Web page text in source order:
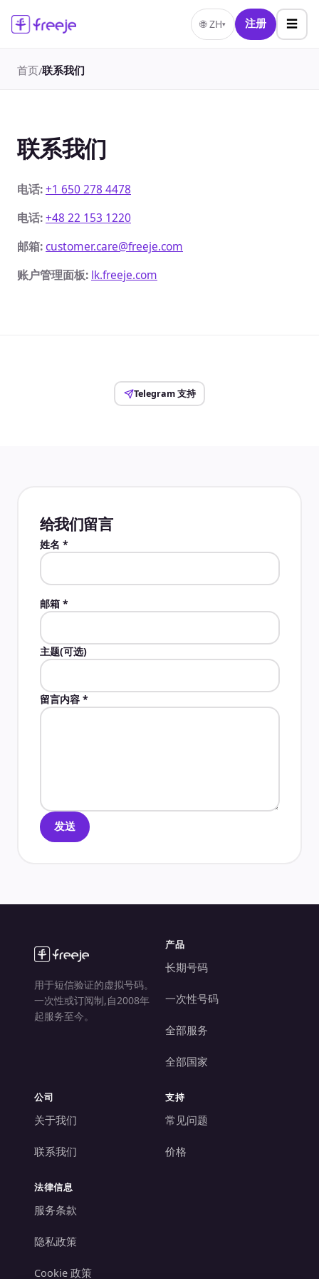
🌐ZH▾ 注册 ☰
首页/联系我们
联系我们
电话:+1 650 278 4478
电话:+48 22 153 1220
邮箱:customer.care@freeje.com
账户管理面板: lk.freeje.com
Telegram 支持
给我们留言
姓名 *
邮箱*
主题(可选)
留言内容*
发送
用于短信验证的虚拟号码。
一次性或订阅制,自2008年
起服务至今。
产品
长期号码
一次性号码
全部服务
全部国家
公司
关于我们
联系我们
支持
常见问题
价格
法律信息
服务条款
隐私政策
Cookie 政策